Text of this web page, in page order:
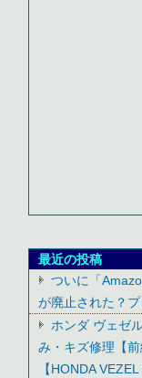
最近の投稿
ついに「
が廃止された？
ホンダ ヴェゼ
み・キズ修理【
【HONDA VEZEL